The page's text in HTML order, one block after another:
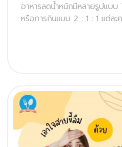
อาหารลดน้ำหนักมีหลายรูปแบบ
หรือการกินแบบ 2 : 1 : 1 แต่ละ